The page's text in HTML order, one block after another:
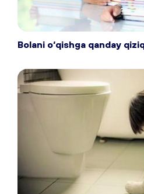
Bolani o‘qishga qanday